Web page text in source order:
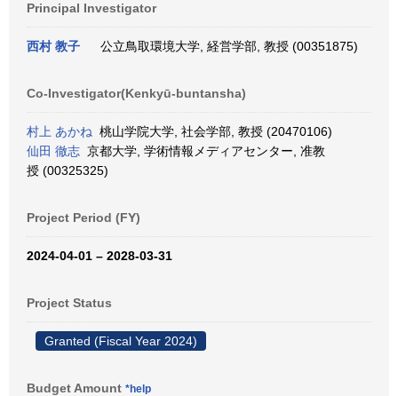
Principal Investigator
西村 教子 公立鳥取環境大学, 経営学部, 教授 (00351875)
Co-Investigator(Kenkyū-buntansha)
村上 あかね 桃山学院大学, 社会学部, 教授 (20470106)
仙田 徹志 京都大学, 学術情報メディアセンター, 准教
授 (00325325)
Project Period (FY)
2024-04-01 – 2028-03-31
Project Status
Granted (Fiscal Year 2024)
Budget Amount *help